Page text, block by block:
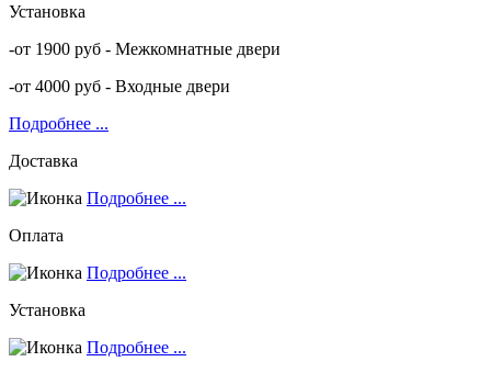
Установка
-от 1900 руб - Межкомнатные двери
-от 4000 руб - Входные двери
Подробнее ...
Доставка
Подробнее ...
Оплата
Подробнее ...
Установка
Подробнее ...